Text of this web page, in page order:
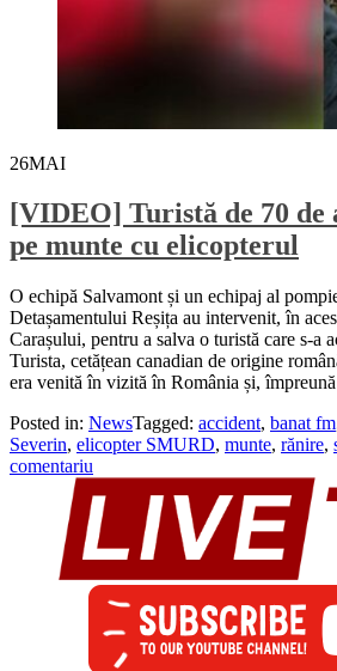
26MAI
[VIDEO] Turistă de 70 de
pe munte cu elicopterul
O echipă Salvamont și un echipaj al
Detașamentului Reșița au intervenit, în
Carașului, pentru a salva o turistă care s-a
Turista, cetățean canadian de origine
era venită în vizită în România și,
Posted in: NewsTagged: accident, banat fm
Severin, elicopter SMURD, munte, rănire,
comentariu